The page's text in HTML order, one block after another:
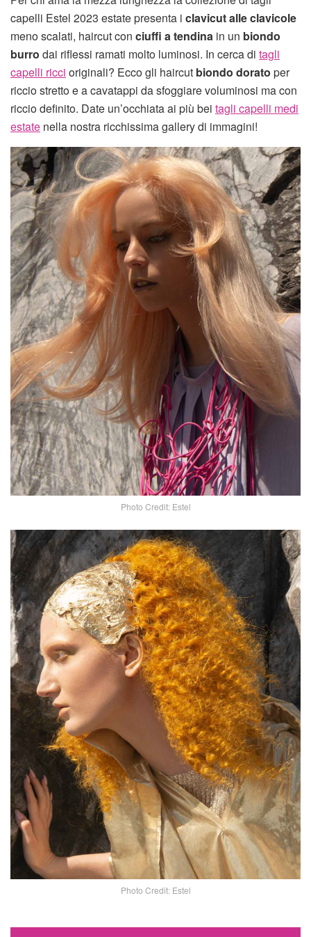
capelli Estel 2023 estate presenta i clavicut alle clavicole
meno scalati, haircut con ciuffi a tendina in un biondo
burro dai riflessi ramati molto luminosi. In cerca di tagli
capelli ricci originali? Ecco gli haircut biondo dorato per
riccio stretto e a cavatappi da sfoggiare voluminosi ma con
riccio definito. Date un’occhiata ai più bei tagli capelli medi
estate nella nostra ricchissima gallery di immagini!
Photo Credit: Estel
Photo Credit: Estel